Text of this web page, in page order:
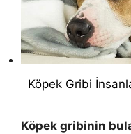
Köpek Gribi
Köpek gribinin